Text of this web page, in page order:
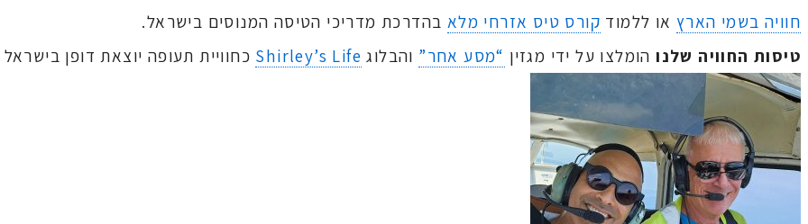
חוויה בשמי הארץ או ללמוד קורס טיס אזרחי מלא בהדרכת מדריכי הטיסה המנוסים בישראל.
טיסות החוויה שלנוהומלצו על ידי מגזין “מסע אחר” והבלוג Shirley’s Life כחוויית תעופה יוצאת דופן